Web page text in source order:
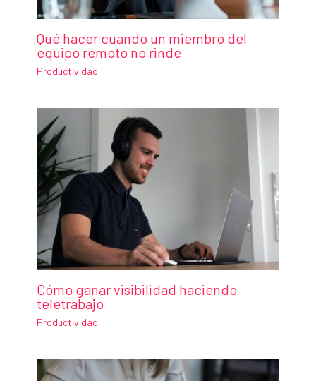
Qué hacer cuando un miembro del
equipo remoto no rinde
Productividad
Cómo ganar visibilidad haciendo
teletrabajo
Productividad